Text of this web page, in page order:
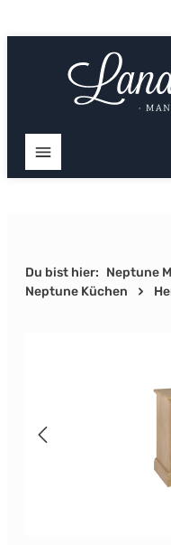
Du bist hier: Neptune
Neptune Küchen